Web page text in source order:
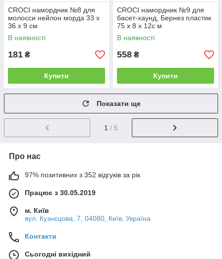
CROCI намордник №8 для
молосси нейлон морда 33 х
36 х 9 см
В наявності
181 ₴
Купити
CROCI намордник №9 для
басет-хаунд, Бернез пластик
75 х 8 х 12с м
В наявності
558 ₴
Купити
Показати ще
1 / 5
Про нас
97% позитивних з 352 відгуків за рік
Працює з 30.05.2019
м. Київ
вул. Кузнєцова, 7, 04080, Київ, Україна
Контакти
Сьогодні вихідний